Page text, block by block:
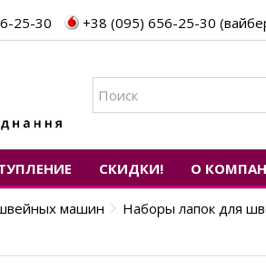
25-30 +38 (095) 656-25-30
СКИДКИ! О
машин Наборы лапок для